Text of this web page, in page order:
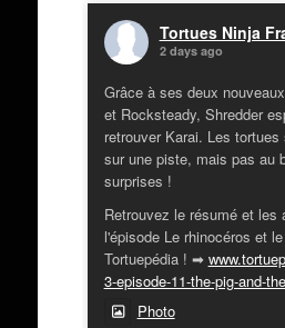
Tortues Ninja
2 days ago
Grâce à ses deux
et Rocksteady, Shredder
retrouver Karai. Les
sur une piste, mais pas au
surprises !
Retrouvez le résumé et les
l'épisode Le rhinocéros et
Tortuepédia ! ➡
3-episode-11-the-pig-and-
Photo